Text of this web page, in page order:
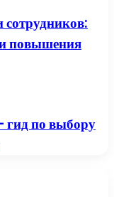
сотрудников:
повышения
по выбору